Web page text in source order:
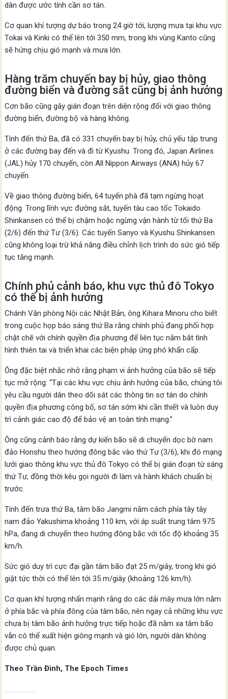
dân được ước tính cần sơ tán.
Cơ quan khí tượng dự báo trong 24 giờ tới, lượng mưa tại khu vực
Tokai và Kinki có thể lên tới 350 mm, trong khi vùng Kanto cũng
sẽ hứng chịu gió mạnh và mưa lớn.
Hàng trăm chuyến bay bị hủy, giao thông
đường biển và đường sắt cũng bị ảnh hưởng
Cơn bão cũng gây gián đoạn trên diện rộng đối với giao thông
đường biển, đường bộ và hàng không.
Tính đến thứ Ba, đã có 331 chuyến bay bị hủy, chủ yếu tập trung
ở các đường bay đến và đi từ Kyushu. Trong đó, Japan Airlines
(JAL) hủy 170 chuyến, còn All Nippon Airways (ANA) hủy 67
chuyến.
Về giao thông đường biển, 64 tuyến phà đã tạm ngừng hoạt
động. Trong lĩnh vực đường sắt, tuyến tàu cao tốc Tokaido
Shinkansen có thể bị chậm hoặc ngừng vận hành từ tối thứ Ba
(2/6) đến thứ Tư (3/6). Các tuyến Sanyo và Kyushu Shinkansen
cũng không loại trừ khả năng điều chỉnh lịch trình do sức gió tiếp
tục tăng mạnh.
Chính phủ cảnh báo, khu vực thủ đô Tokyo
có thể bị ảnh hưởng
Chánh Văn phòng Nội các Nhật Bản, ông Kihara Minoru cho biết
trong cuộc họp báo sáng thứ Ba rằng chính phủ đang phối hợp
chặt chẽ với chính quyền địa phương để liên tục nắm bắt tình
hình thiên tai và triển khai các biện pháp ứng phó khẩn cấp.
Ông đặc biệt nhắc nhở rằng phạm vi ảnh hưởng của bão sẽ tiếp
tục mở rộng: “Tại các khu vực chịu ảnh hưởng của bão, chúng tôi
yêu cầu người dân theo dõi sát các thông tin sơ tán do chính
quyền địa phương công bố, sơ tán sớm khi cần thiết và luôn duy
trì cảnh giác cao độ để bảo vệ an toàn tính mạng.”
Ông cũng cảnh báo rằng dự kiến bão sẽ di chuyển dọc bờ nam
đảo Honshu theo hướng đông bắc vào thứ Tư (3/6), khi đó mạng
lưới giao thông khu vực thủ đô Tokyo có thể bị gián đoạn từ sáng
thứ Tư, đồng thời kêu gọi người đi làm và hành khách chuẩn bị
trước.
Tính đến trưa thứ Ba, tâm bão Jangmi nằm cách phía tây tây
nam đảo Yakushima khoảng 110 km, với áp suất trung tâm 975
hPa, đang di chuyển theo hướng đông bắc với tốc độ khoảng 35
km/h.
Sức gió duy trì cực đại gần tâm bão đạt 25 m/giây, trong khi gió
giật tức thời có thể lên tới 35 m/giây (khoảng 126 km/h).
Cơ quan khí tượng nhấn mạnh rằng do các dải mây mưa lớn nằm
ở phía bắc và phía đông của tâm bão, nên ngay cả những khu vực
chưa bị tâm bão ảnh hưởng trực tiếp hoặc đã nằm xa tâm bão
vẫn có thể xuất hiện giông mạnh và gió lớn, người dân không
được chủ quan.
Theo Trần Đình, The Epoch Times